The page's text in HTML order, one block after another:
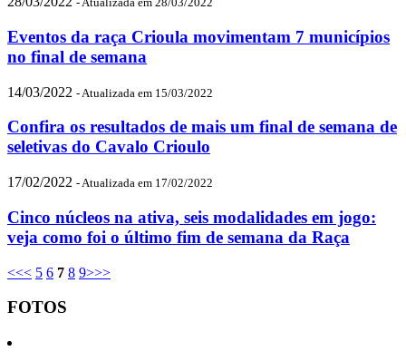
Eventos da raça Crioula movimentam 7 municípios
no final de semana
14/03/2022 - Atualizada em 15/03/2022
Confira os resultados de mais um final de semana de
seletivas do Cavalo Crioulo
17/02/2022 - Atualizada em 17/02/2022
Cinco núcleos na ativa, seis modalidades em jogo:
veja como foi o último fim de semana da Raça
<<< 5 6 7 8 9>>>
FOTOS